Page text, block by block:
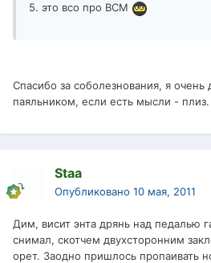
5. это всо про ВСМ
Спасибо за соболезнования, я
паяльником, если есть мысли - плиз.
Staa
Опубликовано 10 мая, 2011
Дим, висит энта дрянь над педалью
снимал, скотчем двухсторонним
орет. Заодно пришлось пропаивать